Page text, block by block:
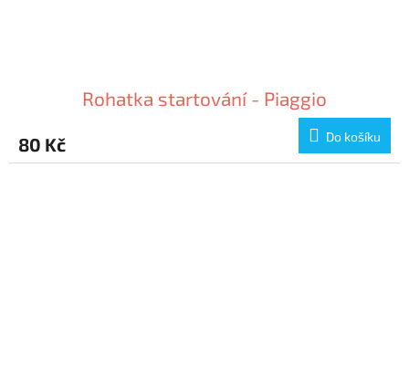
Rohatka startování - Piaggio
80 Kč Do košíku